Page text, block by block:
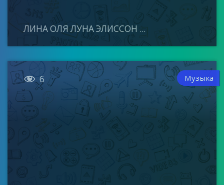
ЛИНА ОЛЯ ЛУНА ЭЛИССОН ...
 6 Музыка